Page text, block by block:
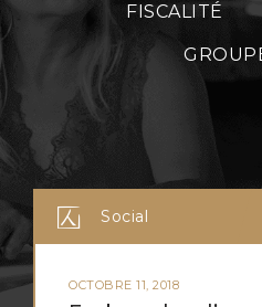
FISCALITÉ
Social
OCTOBRE 11, 2018